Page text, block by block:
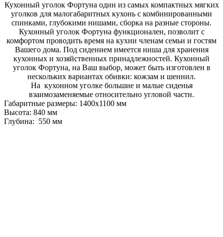
Кухонный уголок Фортуна один из самых компактных мягких
уголков для малогабаритных кухонь с комбинированными
спинками, глубокими нишами, сборка на разные стороны.
Кухонный уголок Фортуна функционален, позволит с
комфортом проводить время на кухни членам семьи и гостям
Вашего дома. Под сидением имеется ниша для хранения
кухонных и хозяйственных принадлежностей. Кухонный
уголок Фортуна, на Ваш выбор, может быть изготовлен в
нескольких вариантах обивки: кожзам и шеннил.
На кухонном уголке большие и малые сиденья
взаимозаменяемые относительно угловой части.
Габаритные размеры: 1400х1100 мм
Высота: 840 мм
Глубина: 550 мм